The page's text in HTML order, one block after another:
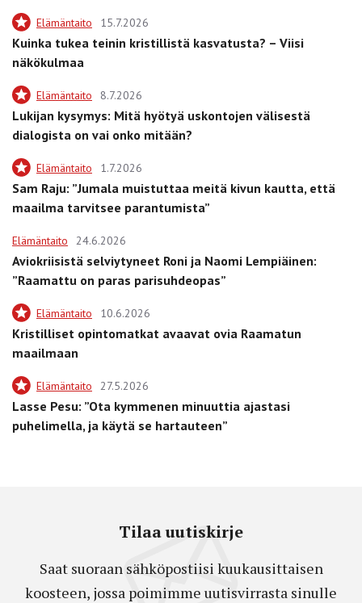
Elämäntaito 15.7.2026
Kuinka tukea teinin kristillistä kasvatusta? – Viisi
näkökulmaa
Elämäntaito 8.7.2026
Lukijan kysymys: Mitä hyötyä uskontojen välisestä
dialogista on vai onko mitään?
Elämäntaito 1.7.2026
Sam Raju: ”Jumala muistuttaa meitä kivun kautta, että
maailma tarvitsee parantumista”
Elämäntaito 24.6.2026
Aviokriisistä selviytyneet Roni ja Naomi Lempiäinen:
”Raamattu on paras parisuhdeopas”
Elämäntaito 10.6.2026
Kristilliset opintomatkat avaavat ovia Raamatun
maailmaan
Elämäntaito 27.5.2026
Lasse Pesu: ”Ota kymmenen minuuttia ajastasi
puhelimella, ja käytä se hartauteen”
Tilaa uutiskirje
Saat suoraan sähköpostiisi kuukausittaisen
koosteen, jossa poimimme uutisvirrasta sinulle